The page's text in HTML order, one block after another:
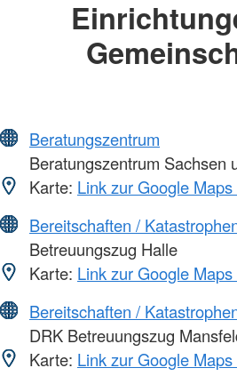
Beratungszentrum
Beratungszentrum Sachsen
Karte: Link zur Google
Bereitschaften /
Betreuungszug Halle
Karte: Link zur Google
Bereitschaften /
DRK Betreuungszug
Karte: Link zur Google